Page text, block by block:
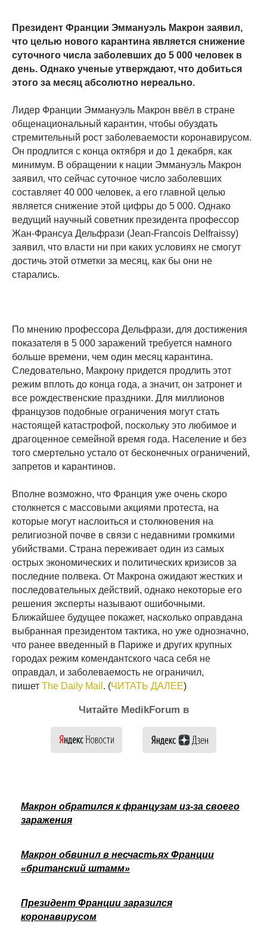
Президент Франции Эммануэль Макрон заявил,
что целью нового карантина является снижение
суточного числа заболевших до 5 000 человек в
день. Однако ученые утверждают, что добиться
этого за месяц абсолютно нереально.
Лидер Франции Эммануэль Макрон ввёл в стране
общенациональный карантин, чтобы обуздать
стремительный рост заболеваемости коронавирусом.
Он продлится с конца октября и до 1 декабря, как
минимум. В обращении к нации Эммануэль Макрон
заявил, что сейчас суточное число заболевших
составляет 40 000 человек, а его главной целью
является снижение этой цифры до 5 000. Однако
ведущий научный советник президента профессор
Жан-Франсуа Дельфрази (Jean-Francois Delfraissy)
заявил, что власти ни при каких условиях не смогут
достичь этой отметки за месяц, как бы они не
старались.
По мнению профессора Дельфрази, для достижения
показателя в 5 000 заражений требуется намного
больше времени, чем один месяц карантина.
Следовательно, Макрону придется продлить этот
режим вплоть до конца года, а значит, он затронет и
все рождественские праздники. Для миллионов
французов подобные ограничения могут стать
настоящей катастрофой, поскольку это любимое и
драгоценное семейной время года. Население и без
того смертельно устало от бесконечных ограничений,
запретов и карантинов.
Вполне возможно, что Франция уже очень скоро
столкнется с массовыми акциями протеста, на
которые могут наслоиться и столкновения на
религиозной почве в связи с недавними громкими
убийствами. Страна переживает один из самых
острых экономических и политических кризисов за
последние полвека. От Макрона ожидают жестких и
последовательных действий, однако некоторые его
решения эксперты называют ошибочными.
Ближайшее будущее покажет, насколько оправдана
выбранная президентом тактика, но уже однозначно,
что ранее введенный в Париже и других крупных
городах режим комендантского часа себя не
оправдал, и заболеваемость не ограничил,
пишет The Daily Mail . (ЧИТАТЬ ДАЛЕЕ)
Читайте MedikForum в
Макрон обратился к французам из-за своего
заражения
Макрон обвинил в несчастьях Франции
«британский штамм»
Президент Франции заразился
коронавирусом